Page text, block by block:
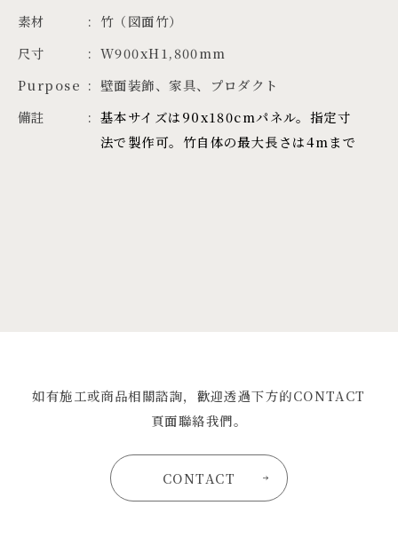
素材
竹（図面竹）
尺寸
W900xH1,800mm
Purpose
壁面装飾、家具、プロダクト
備註
基本サイズは90x180cmパネル。指定寸
法で製作可。竹自体の最大長さは4mまで
如有施工或商品相關諮詢，歡迎透過下方的CONTACT
頁面聯絡我們。
CONTACT